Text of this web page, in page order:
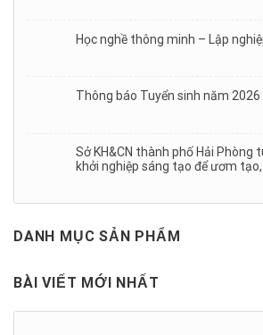
Học nghề thông minh – Lập
Thông báo Tuyển sinh năm 2026
Sở KH&CN thành phố Hải Phòng
khởi nghiệp sáng tạo để ươm
DANH MỤC SẢN PHẨM
BÀI VIẾT MỚI NHẤT